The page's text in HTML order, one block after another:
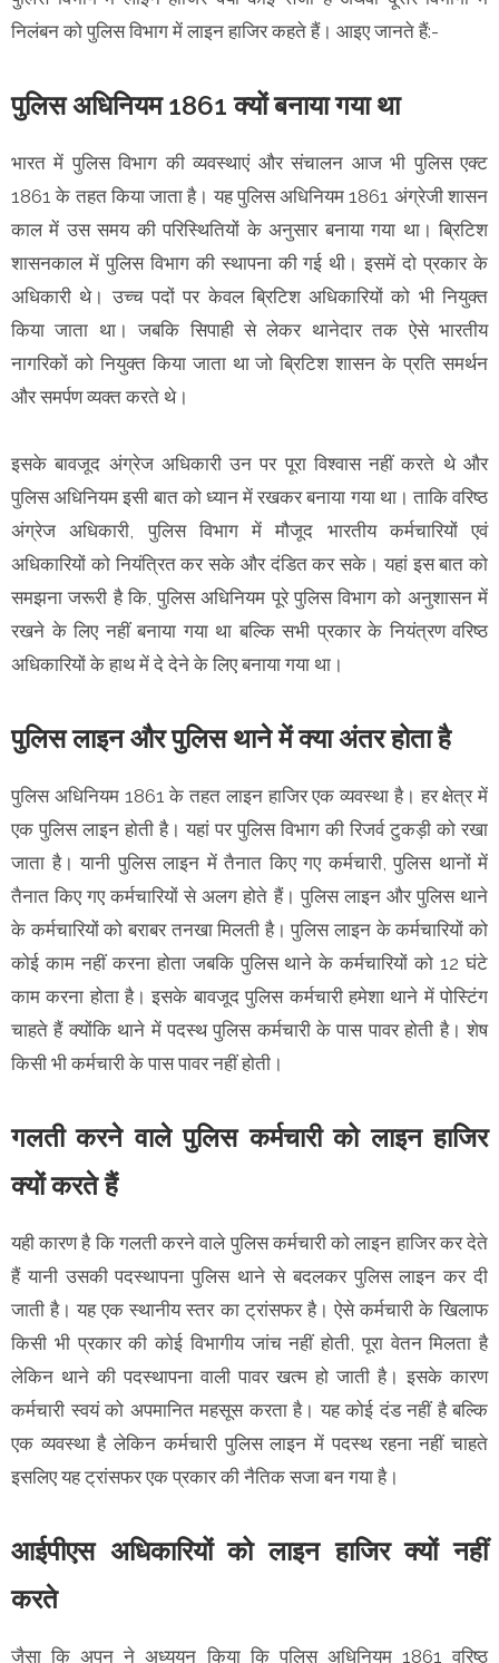
निलंबन को पुलिस विभाग में लाइन हाजिर कहते हैं। आइए जानते हैं:-
पुलिस अधिनियम 1861 क्यों बनाया गया था
भारत में पुलिस विभाग की व्यवस्थाएं और संचालन आज भी पुलिस एक्ट
1861 के तहत किया जाता है। यह पुलिस अधिनियम 1861 अंग्रेजी शासन
काल में उस समय की परिस्थितियों के अनुसार बनाया गया था। ब्रिटिश
शासनकाल में पुलिस विभाग की स्थापना की गई थी। इसमें दो प्रकार के
अधिकारी थे। उच्च पदों पर केवल ब्रिटिश अधिकारियों को भी नियुक्त
किया जाता था। जबकि सिपाही से लेकर थानेदार तक ऐसे भारतीय
नागरिकों को नियुक्त किया जाता था जो ब्रिटिश शासन के प्रति समर्थन
और समर्पण व्यक्त करते थे।
इसके बावजूद अंग्रेज अधिकारी उन पर पूरा विश्वास नहीं करते थे और
पुलिस अधिनियम इसी बात को ध्यान में रखकर बनाया गया था। ताकि वरिष्ठ
अंग्रेज अधिकारी, पुलिस विभाग में मौजूद भारतीय कर्मचारियों एवं
अधिकारियों को नियंत्रित कर सके और दंडित कर सके। यहां इस बात को
समझना जरूरी है कि, पुलिस अधिनियम पूरे पुलिस विभाग को अनुशासन में
रखने के लिए नहीं बनाया गया था बल्कि सभी प्रकार के नियंत्रण वरिष्ठ
अधिकारियों के हाथ में दे देने के लिए बनाया गया था।
पुलिस लाइन और पुलिस थाने में क्या अंतर होता है
पुलिस अधिनियम 1861 के तहत लाइन हाजिर एक व्यवस्था है। हर क्षेत्र में
एक पुलिस लाइन होती है। यहां पर पुलिस विभाग की रिजर्व टुकड़ी को रखा
जाता है। यानी पुलिस लाइन में तैनात किए गए कर्मचारी, पुलिस थानों में
तैनात किए गए कर्मचारियों से अलग होते हैं। पुलिस लाइन और पुलिस थाने
के कर्मचारियों को बराबर तनखा मिलती है। पुलिस लाइन के कर्मचारियों को
कोई काम नहीं करना होता जबकि पुलिस थाने के कर्मचारियों को 12 घंटे
काम करना होता है। इसके बावजूद पुलिस कर्मचारी हमेशा थाने में पोस्टिंग
चाहते हैं क्योंकि थाने में पदस्थ पुलिस कर्मचारी के पास पावर होती है। शेष
किसी भी कर्मचारी के पास पावर नहीं होती।
गलती करने वाले पुलिस कर्मचारी को लाइन हाजिर
क्यों करते हैं
यही कारण है कि गलती करने वाले पुलिस कर्मचारी को लाइन हाजिर कर देते
हैं यानी उसकी पदस्थापना पुलिस थाने से बदलकर पुलिस लाइन कर दी
जाती है। यह एक स्थानीय स्तर का ट्रांसफर है। ऐसे कर्मचारी के खिलाफ
किसी भी प्रकार की कोई विभागीय जांच नहीं होती, पूरा वेतन मिलता है
लेकिन थाने की पदस्थापना वाली पावर खत्म हो जाती है। इसके कारण
कर्मचारी स्वयं को अपमानित महसूस करता है। यह कोई दंड नहीं है बल्कि
एक व्यवस्था है लेकिन कर्मचारी पुलिस लाइन में पदस्थ रहना नहीं चाहते
इसलिए यह ट्रांसफर एक प्रकार की नैतिक सजा बन गया है।
आईपीएस अधिकारियों को लाइन हाजिर क्यों नहीं
करते
जैसा कि अपन ने अध्ययन किया कि पुलिस अधिनियम 1861 वरिष्ठ